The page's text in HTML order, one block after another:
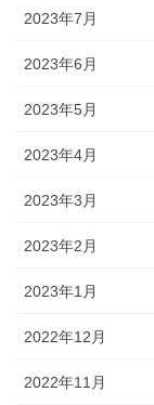
2023年7月
2023年6月
2023年5月
2023年4月
2023年3月
2023年2月
2023年1月
2022年12月
2022年11月